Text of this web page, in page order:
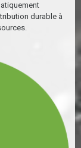
durable à